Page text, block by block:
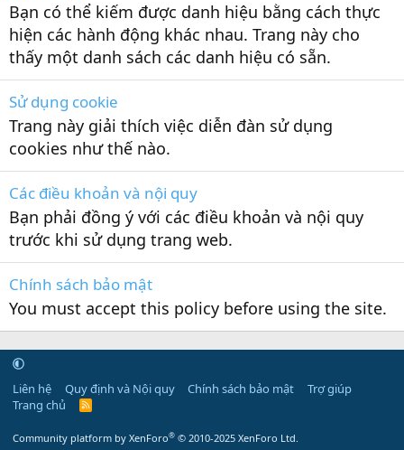
Bạn có thể kiếm được danh hiệu bằng cách thực
hiện các hành động khác nhau. Trang này cho
thấy một danh sách các danh hiệu có sẵn.
Sử dụng cookie
Trang này giải thích việc diễn đàn sử dụng
cookies như thế nào.
Các điều khoản và nội quy
Bạn phải đồng ý với các điều khoản và nội quy
trước khi sử dụng trang web.
Chính sách bảo mật
You must accept this policy before using the site.
Liên hệ Quy định và Nội quy Chính sách bảo mật
Trợ giúp
Trang chủ
R
Community platform by XenForo® © 2010-2025 XenForo Ltd.